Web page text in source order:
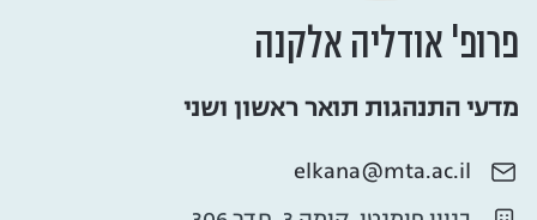
פרופ' אודליה אלקנה
מדעי התנהגות תואר ראשון ושני
elkana@mta.ac.il